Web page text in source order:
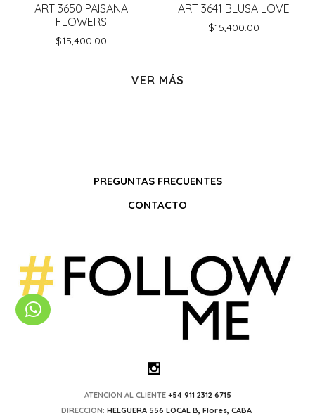
ART 3650 PAISANA
FLOWERS
$15,400.00
ART 3641 BLUSA LOVE
$15,400.00
VER MÁS
PREGUNTAS FRECUENTES
CONTACTO
ATENCION AL CLIENTE +54 911 2312 6715
DIRECCION: HELGUERA 556 LOCAL B, Flores, CABA